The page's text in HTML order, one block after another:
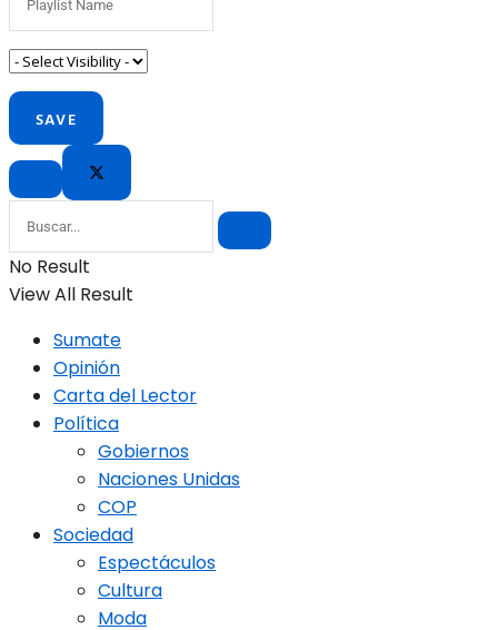
No Result
View All Result
Sumate
Opinión
Carta del Lector
Política
Gobiernos
Naciones Unidas
COP
Sociedad
Espectáculos
Cultura
Moda